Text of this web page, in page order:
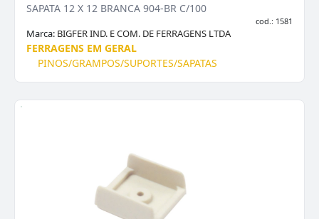
SAPATA 12 X 12 BRANCA 904-BR C/100
cod.: 1581
Marca: BIGFER IND. E COM. DE FERRAGENS LTDA
FERRAGENS EM GERAL
PINOS/GRAMPOS/SUPORTES/SAPATAS